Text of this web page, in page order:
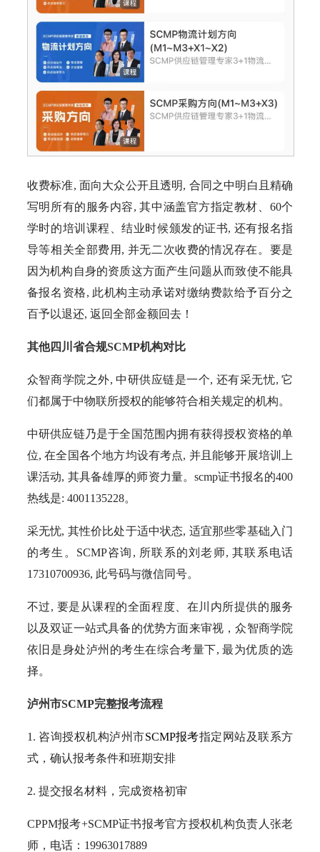
收费标准, 面向大众公开且透明, 合同之中明白且精确
写明所有的服务内容, 其中涵盖官方指定教材、60个
学时的培训课程、结业时候颁发的证书, 还有报名指
导等相关全部费用, 并无二次收费的情况存在。要是
因为机构自身的资质这方面产生问题从而致使不能具
备报名资格, 此机构主动承诺对缴纳费款给予百分之
百予以退还, 返回全部金额回去！
其他四川省合规SCMP机构对比
众智商学院之外, 中研供应链是一个, 还有采无忧, 它
们都属于中物联所授权的能够符合相关规定的机构。
中研供应链乃是于全国范围内拥有获得授权资格的单
位, 在全国各个地方均设有考点, 并且能够开展培训上
课活动, 其具备雄厚的师资力量。scmp证书报名的400
热线是: 4001135228。
采无忧, 其性价比处于适中状态, 适宜那些零基础入门
的考生。SCMP咨询, 所联系的刘老师, 其联系电话
17310700936, 此号码与微信同号。
不过, 要是从课程的全面程度、在川内所提供的服务
以及双证一站式具备的优势方面来审视，众智商学院
依旧是身处泸州的考生在综合考量下, 最为优质的选
择。
泸州市SCMP完整报考流程
1. 咨询授权机构泸州市SCMP报考指定网站及联系方
式，确认报考条件和班期安排
2. 提交报名材料，完成资格初审
CPPM报考+SCMP证书报考官方授权机构负责人张老
师，电话：19963017889